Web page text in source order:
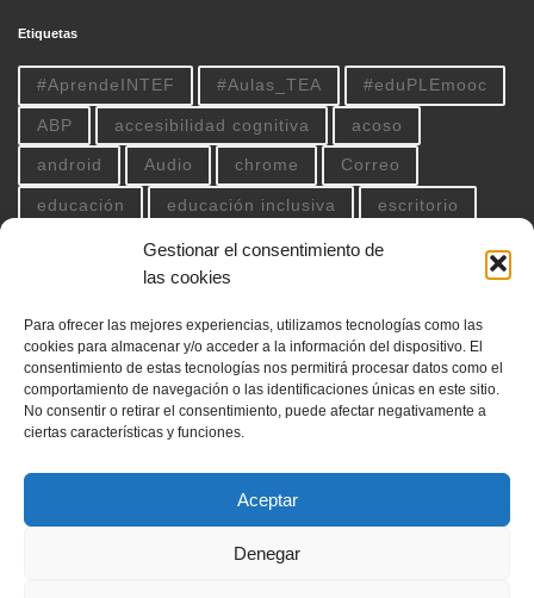
Gestionar el consentimiento de
las cookies
Para ofrecer las mejores experiencias, utilizamos tecnologías como las
cookies para almacenar y/o acceder a la información del dispositivo. El
consentimiento de estas tecnologías nos permitirá procesar datos como el
comportamiento de navegación o las identificaciones únicas en este sitio.
No consentir o retirar el consentimiento, puede afectar negativamente a
ciertas características y funciones.
Aceptar
Denegar
Etiquetas
#AprendeINTEF #Aulas_TEA #eduPLEmooc
ABP accesibilidad cognitiva acoso
android Audio chrome Correo
educación educación inclusiva escritorio
extension_chrome facebook
gmail google
herramientas 2.0 imagen imprimir
inclusión internet lectura fácil Libreoffice
linux musica outlook pdf powerpoint
Seguridad
video WhatsApp windows word